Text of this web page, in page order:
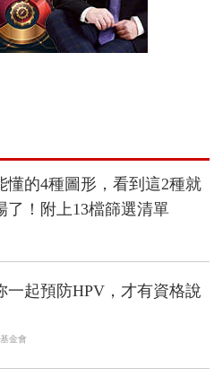
懂的4種圖形，看到這2種就
了！附上13檔篩選清單
一起預防HPV，才有資格說
金會